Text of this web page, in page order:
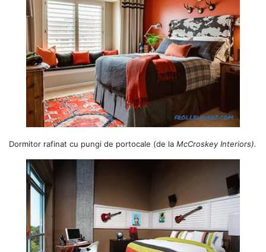
Dormitor rafinat cu pungi de portocale (de la McCroskey Interiors).